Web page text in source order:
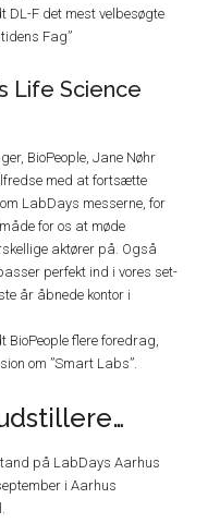
F det mest velbesøgte
Fag”
Life Science
BioPeople, Jane Nøhr
med at fortsætte
LabDays messerne, for
for os at møde
aktører på. Også
perfekt ind i vores set-
år åbnede kontor i
flere foredrag,
om ”Smart Labs”.
på LabDays Aarhus
i Aarhus